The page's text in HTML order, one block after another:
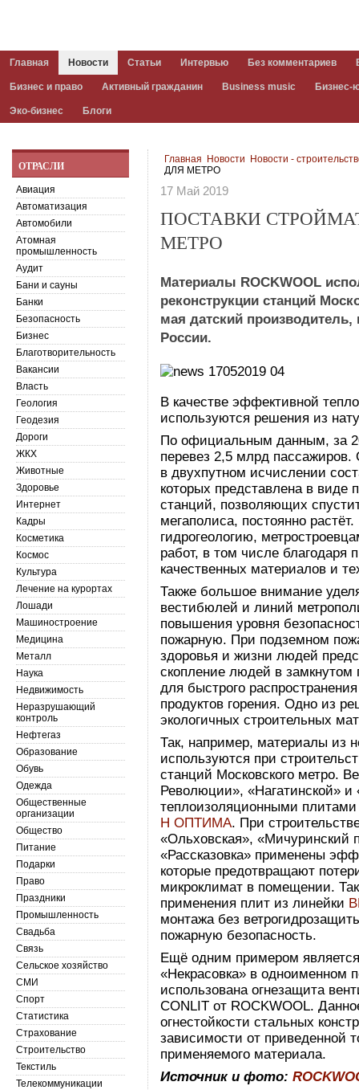
Главная Новости Статьи Интервью Без комментариев
Бизнес и право Активный гражданин Business music Бизнес-
Эко-бизнес Блоги
Главная Новости
Новости -
ДЛЯ МЕТРО
17 Май 2019
ПОСТАВКИ
МЕТРО
Материалы ROCKWOOL
реконструкции станций
мая датский
России.
В качестве эффективной
используются решения из
По официальным данным, за
перевез 2,5 млрд
в двухпутном исчислении
которых представлена в виде
станций, позволяющих
мегаполиса, постоянно
гидрогеологию,
работ, в том числе
качественных материалов и
Также большое внимание
вестибюлей и линий
повышения уровня
пожарную. При подземном
здоровья и жизни людей
скопление людей в замкнутом
для быстрого
продуктов горения. Одно из
экологичных строительных
Так, например, материалы из
используются при
станций Московского метро.
Революции», «Нагатинской»
теплоизоляционными
Н ОПТИМА. При
«Ольховская», «Мичуринский
«Рассказовка» применены
которые предотвращают
микроклимат в помещении.
применения плит из линейки
монтажа без
пожарную безопасность.
Ещё одним примером
«Некрасовка» в одноименном
использована огнезащита
CONLIT от ROCKWOOL.
огнестойкости стальных
зависимости от
применяемого материала.
Источник и фото:
ОТРАСЛИ
Авиация
Автоматизация
Автомобили
Атомная
промышленность
Аудит
Бани и сауны
Банки
Безопасность
Бизнес
Благотворительность
Вакансии
Власть
Геология
Геодезия
Дороги
ЖКХ
Животные
Здоровье
Интернет
Кадры
Косметика
Космос
Культура
Лечение на курортах
Лошади
Машиностроение
Медицина
Металл
Наука
Недвижимость
Неразрушающий
контроль
Нефтегаз
Образование
Обувь
Одежда
Общественные
организации
Общество
Питание
Подарки
Право
Праздники
Промышленность
Свадьба
Связь
Сельское хозяйство
СМИ
Спорт
Статистика
Страхование
Строительство
Текстиль
Телекоммуникации